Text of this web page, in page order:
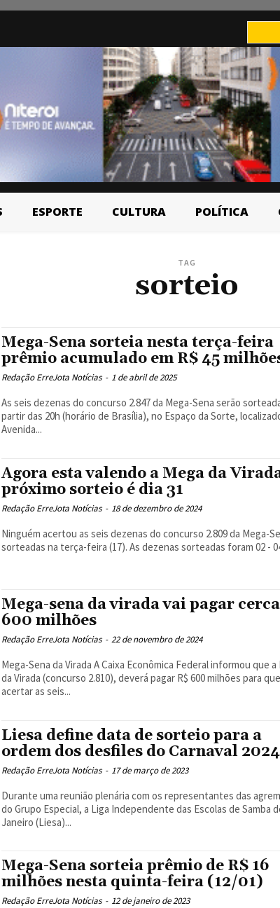
ESPORTE CULTURA POLÍTICA
TAG
sorteio
Mega-Sena sorteia nesta terça-feira
prêmio acumulado em R$ 45
Redação ErreJota Notícias - 1 de abril de 2025
As seis dezenas do concurso 2.847 da Mega-Sena serão
partir das 20h (horário de Brasília), no Espaço da Sorte,
Avenida...
Agora esta valendo a Mega da
próximo sorteio é dia 31
Redação ErreJota Notícias - 18 de dezembro de 2024
Ninguém acertou as seis dezenas do concurso 2.809 da Mega-
sorteadas na terça-feira (17). As dezenas sorteadas foram 02 -
Mega-sena da virada vai pagar
600 milhões
Redação ErreJota Notícias - 22 de novembro de 2024
Mega-Sena da Virada A Caixa Econômica Federal informou que a Mega
da Virada (concurso 2.810), deverá pagar R$ 600 milhões para
acertar as seis...
Liesa define data de sorteio para a
ordem dos desfiles do Carnaval 2024
Redação ErreJota Notícias - 17 de março de 2023
Durante uma reunião plenária com os representantes das
do Grupo Especial, a Liga Independente das Escolas de Samba
Janeiro (Liesa)...
Mega-Sena sorteia prêmio de R$ 16
milhões nesta quinta-feira (12/01)
Redação ErreJota Notícias - 12 de janeiro de 2023